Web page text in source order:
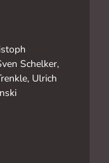
Schelker,
Ulrich